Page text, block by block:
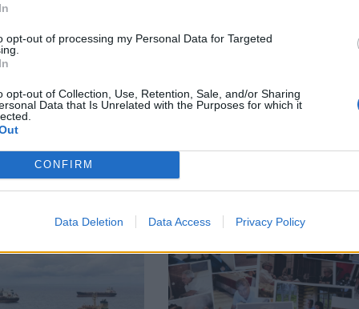
opt-out of processing my Personal Data for Targeted
opt-out of Collection, Use, Retention, Sale, and/or Sharing
Data that Is Unrelated with the Purposes for which it
CONFIRM
Data Deletion Data Access Privacy Policy
ВЪВ facebook
в: